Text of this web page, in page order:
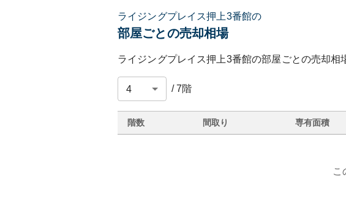
ライジングプレイス押上3番館の
部屋ごとの売却相場
ライジングプレイス押上3番館の部屋ごとの売却相
/7階
階数 間取り 専有面積
こ